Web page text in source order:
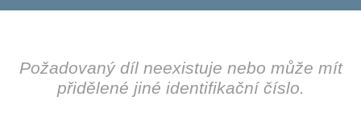
Požadovaný díl neexistuje nebo může mít
přidělené jiné identifikační číslo.